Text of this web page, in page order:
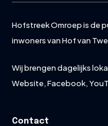
Hofstreek Omroep is de
inwoners van Hof van
Wij brengen dagelijks
Website, Facebook,
Contact